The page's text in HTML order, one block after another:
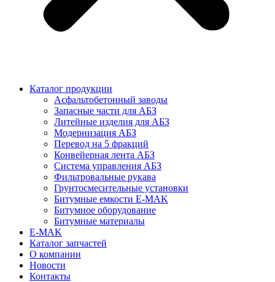
Каталог продукции
Асфальтобетонный заводы
Запасные части для АБЗ
Литейные изделия для АБЗ
Модернизация АБЗ
Перевод на 5 фракций
Конвейерная лента АБЗ
Система управления АБЗ
Фильтровальные рукава
Грунтосмесительные установки
Битумные емкости E-MAK
Битумное оборудование
Битумные материалы
E-MAK
Каталог запчастей
О компании
Новости
Контакты